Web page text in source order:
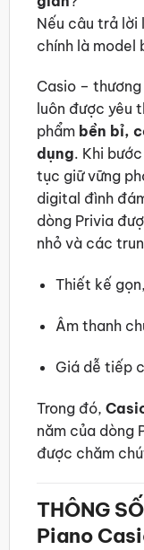
Nếu câu trả lời
chính là model
Casio –
luôn được yêu
phẩm bền bỉ,
dụng. Khi
tục giữ vững
digital đình
dòng Privia
nhỏ và các
Thiết kế
Âm thanh
Giá dễ tiếp
Trong đó,
năm của dòng
được chăm
THÔNG
Piano